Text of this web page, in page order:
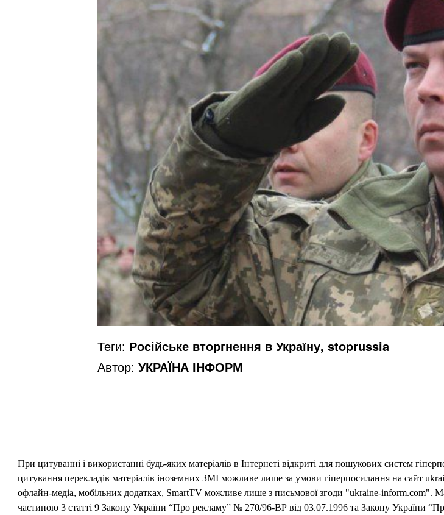
Теги: Російське вторгнення в Україну, stoprussia
Автор: УКРАЇНА ІНФОРМ
При цитуванні і використанні будь-яких матеріалів в Інтернеті відкриті для пошукових систем
цитування перекладів матеріалів іноземних ЗМІ можливе лише за умови гіперпосилання на сайт
офлайн-медіа, мобільних додатках, SmartTV можливе лише з письмової згоди "ukraine-inform.com".
частиною 3 статті 9 Закону України “Про рекламу” № 270/96-ВР від 03.07.1996 та Закону України